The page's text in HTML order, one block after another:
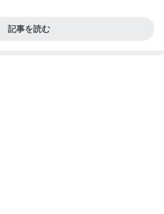
記事を読む